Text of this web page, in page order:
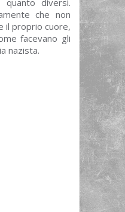
che non
il proprio cuore,
facevano gli
nazista.